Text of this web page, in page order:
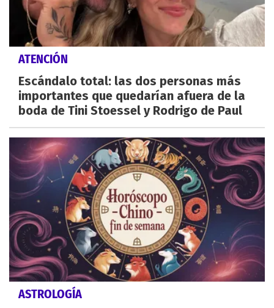
ATENCIÓN
Escándalo total: las dos personas más
importantes que quedarían afuera de la
boda de Tini Stoessel y Rodrigo de Paul
ASTROLOGÍA